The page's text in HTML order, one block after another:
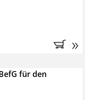
»
für den